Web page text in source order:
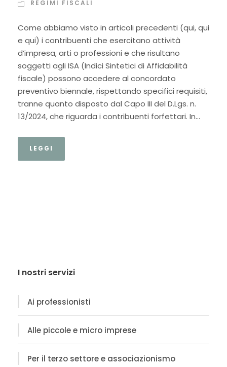
REGIMI FISCALI
Come abbiamo visto in articoli precedenti (qui, qui
e qui) i contribuenti che esercitano attività
d’impresa, arti o professioni e che risultano
soggetti agli ISA (Indici Sintetici di Affidabilità
fiscale) possono accedere al concordato
preventivo biennale, rispettando specifici requisiti,
tranne quanto disposto dal Capo III del D.Lgs. n.
13/2024, che riguarda i contribuenti forfettari. In...
LEGGI
I nostri servizi
Ai professionisti
Alle piccole e micro imprese
Per il terzo settore e associazionismo